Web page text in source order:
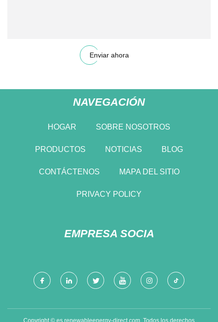
Enviar ahora
NAVEGACIÓN
HOGAR SOBRE NOSOTROS
PRODUCTOS NOTICIAS BLOG
CONTÁCTENOS MAPA DEL SITIO
PRIVACY POLICY
EMPRESA SOCIA
Copyright © es.renewableenergy-direct.com, Todos los derechos